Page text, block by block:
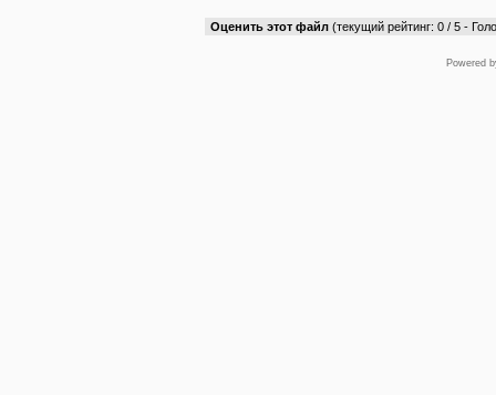
Оценить этот файл (текущий рейтинг: 0 / 5 -
Powered